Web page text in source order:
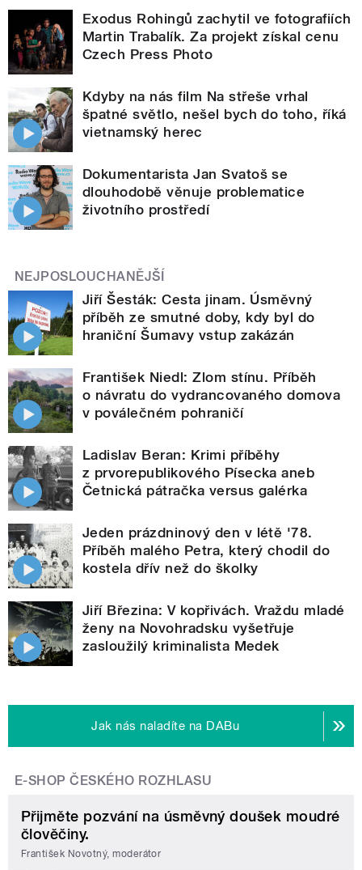
Exodus Rohingů zachytil ve fotografiích
Martin Trabalík. Za projekt získal cenu
Czech Press Photo
Kdyby na nás film Na střeše vrhal
špatné světlo, nešel bych do toho, říká
vietnamský herec
Dokumentarista Jan Svatoš se
dlouhodobě věnuje problematice
životního prostředí
NEJPOSLOUCHANĚJŠÍ
Jiří Šesták: Cesta jinam. Úsměvný
příběh ze smutné doby, kdy byl do
hraniční Šumavy vstup zakázán
František Niedl: Zlom stínu. Příběh
o návratu do vydrancovaného domova
v poválečném pohraničí
Ladislav Beran: Krimi příběhy
z prvorepublikového Písecka aneb
Četnická pátračka versus galérka
Jeden prázdninový den v létě '78.
Příběh malého Petra, který chodil do
kostela dřív než do školky
Jiří Březina: V kopřivách. Vraždu mladé
ženy na Novohradsku vyšetřuje
zasloužilý kriminalista Medek
Jak nás naladíte na DABu
E-SHOP ČESKÉHO ROZHLASU
Přijměte pozvání na úsměvný doušek moudré
člověčiny.
František Novotný, moderátor